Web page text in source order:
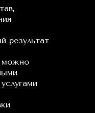
результат
можно